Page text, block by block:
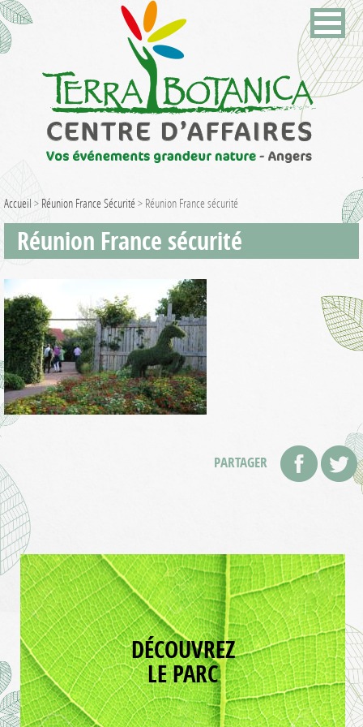
Accueil > Réunion France Sécurité> Réunion France sécurité
Réunion France sécurité
PARTAGER
DÉCOUVREZ
LE PARC